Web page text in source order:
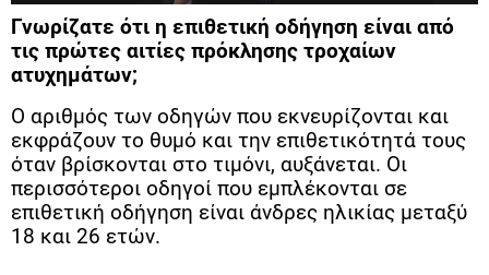
Γνωρίζατε ότι η επιθετική οδήγηση είναι από
τις πρώτες αιτίες πρόκλησης τροχαίων
ατυχημάτων;
Ο αριθμός των οδηγών που εκνευρίζονται και
εκφράζουν το θυμό και την επιθετικότητά τους
όταν βρίσκονται στο τιμόνι, αυξάνεται. Οι
περισσότεροι οδηγοί που εμπλέκονται σε
επιθετική οδήγηση είναι άνδρες ηλικίας μεταξύ
18 και 26 ετών.